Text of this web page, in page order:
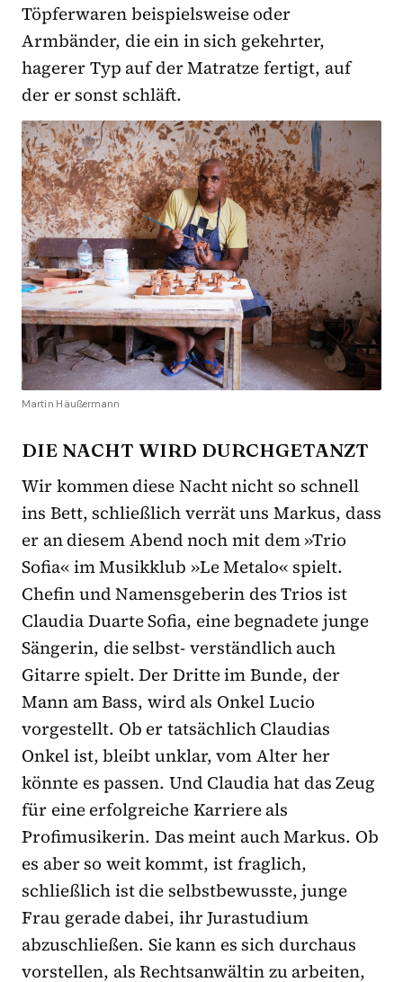
Töpferwaren beispielsweise oder
Armbänder, die ein in sich gekehrter,
hagerer Typ auf der Matratze fertigt, auf
der er sonst schläft.
Martin Häußermann
DIE NACHT WIRD DURCHGETANZT
Wir kommen diese Nacht nicht so schnell
ins Bett, schließlich verrät uns Markus, dass
er an diesem Abend noch mit dem »Trio
Sofia« im Musikklub »Le Metalo« spielt.
Chefin und Namensgeberin des Trios ist
Claudia Duarte Sofia, eine begnadete junge
Sängerin, die selbst- verständlich auch
Gitarre spielt. Der Dritte im Bunde, der
Mann am Bass, wird als Onkel Lucio
vorgestellt. Ob er tatsächlich Claudias
Onkel ist, bleibt unklar, vom Alter her
könnte es passen. Und Claudia hat das Zeug
für eine erfolgreiche Karriere als
Profimusikerin. Das meint auch Markus. Ob
es aber so weit kommt, ist fraglich,
schließlich ist die selbstbewusste, junge
Frau gerade dabei, ihr Jurastudium
abzuschließen. Sie kann es sich durchaus
vorstellen, als Rechtsanwältin zu arbeiten,